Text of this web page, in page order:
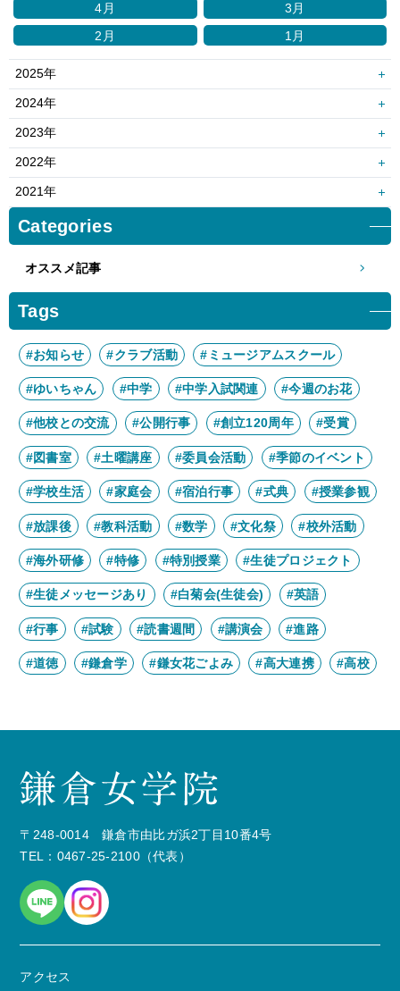
4月
3月
2月
1月
2025年
6月
5月
4月
3月
2月
2024年
6月
5月
2月
2023年
4月
2月
1月
2022年
8月
7月
6月
4月
3月
2021年
10月
9月
8月
4月
3月
2月
1月
Categories
オススメ記事
Tags
#お知らせ #クラブ活動 #ミュージアムスクール
#ゆいちゃん #中学 #中学入試関連 #今週のお花
#他校との交流 #公開行事 #創立120周年 #受賞
#図書室 #土曜講座 #委員会活動 #季節のイベント
#学校生活 #家庭会 #宿泊行事 #式典 #授業参観
#放課後 #教科活動 #数学 #文化祭 #校外活動
#海外研修 #特修 #特別授業 #生徒プロジェクト
#生徒メッセージあり #白菊会(生徒会) #英語
#行事 #試験 #読書週間 #講演会 #進路
#道徳 #鎌倉学 #鎌女花ごよみ #高大連携 #高校
〒248-0014 鎌倉市由比ガ浜2丁目10番4号
TEL：0467-25-2100（代表）
アクセス